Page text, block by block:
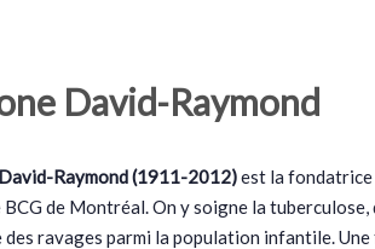
David-Raymond
Raymond (1911-2012)est la fondatrice
BCG de Montréal. On y soigne la tuberculose,
des ravages parmi la population infantile.